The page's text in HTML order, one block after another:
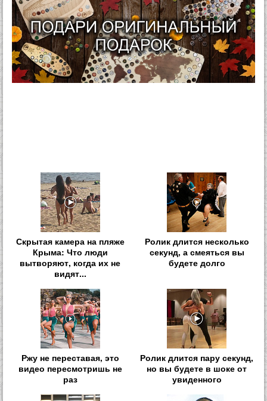
Скрытая камера на пляже
Крыма: Что люди
вытворяют, когда их не
видят...
Ролик длится несколько
секунд, а смеяться вы
будете долго
Ржу не переставая, это
видео пересмотришь не
раз
Ролик длится пару секунд,
но вы будете в шоке от
увиденного